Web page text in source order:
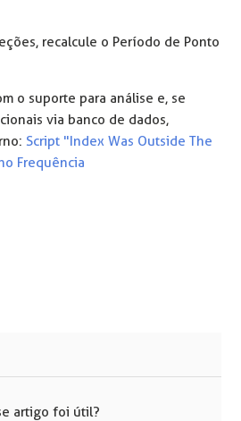
recalcule o Período de Ponto
o suporte para análise e, se
via banco de dados,
Script "Index Was Outside The
Frequência
artigo foi útil?